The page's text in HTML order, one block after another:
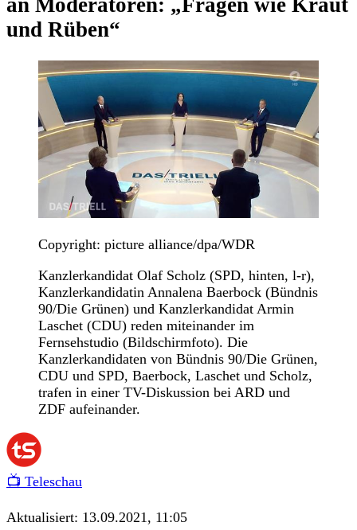
an Moderatoren: „Fragen wie Kraut
und Rüben“
Copyright: picture alliance/dpa/WDR
Kanzlerkandidat Olaf Scholz (SPD, hinten, l-r),
Kanzlerkandidatin Annalena Baerbock (Bündnis
90/Die Grünen) und Kanzlerkandidat Armin
Laschet (CDU) reden miteinander im
Fernsehstudio (Bildschirmfoto). Die
Kanzlerkandidaten von Bündnis 90/Die Grünen,
CDU und SPD, Baerbock, Laschet und Scholz,
trafen in einer TV-Diskussion bei ARD und
ZDF aufeinander.
📺 Teleschau
Aktualisiert: 13.09.2021, 11:05